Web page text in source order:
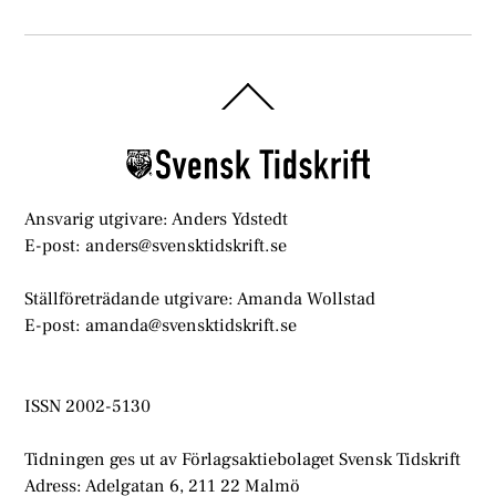
To
Ansvarig utgivare: Anders Ydstedt
E-post: anders@svensktidskrift.se
Ställföreträdande utgivare: Amanda Wollstad
E-post: amanda@svensktidskrift.se
ISSN 2002-5130
Tidningen ges ut av Förlagsaktiebolaget Svensk Tidskrift
Adress: Adelgatan 6, 211 22 Malmö